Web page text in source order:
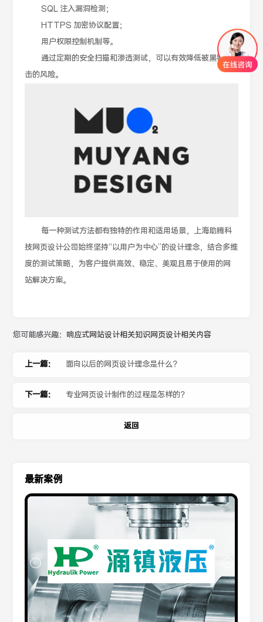
SQL 注入漏洞检测；
HTTPS 加密协议配置；
用户权限控制机制等。
通过定期的安全扫描和渗透测试，可以有效降低被黑客攻
击的风险。
每一种测试方法都有独特的作用和适用场景，上海助腾科
技网页设计公司始终坚持“以用户为中心”的设计理念，结合多维
度的测试策略，为客户提供高效、稳定、美观且易于使用的网
站解决方案。
您可能感兴趣： 响应式网站设计相关知识网页设计相关内容
上一篇： 面向以后的网页设计理念是什么？
下一篇： 专业网页设计制作的过程是怎样的？
返回
最新案例